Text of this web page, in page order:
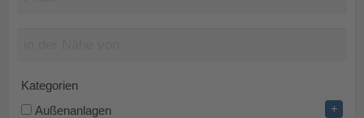
Kategorien
Außenanlagen
+